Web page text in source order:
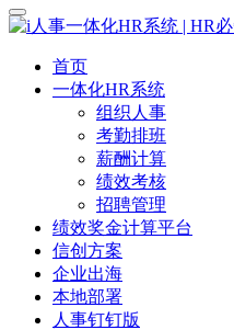
首页
一体化HR系统
组织人事
考勤排班
薪酬计算
绩效考核
招聘管理
绩效奖金计算平台
信创方案
企业出海
本地部署
人事钉钉版